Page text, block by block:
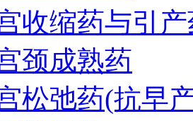
收缩药与引
颈成熟药
松弛药(抗早